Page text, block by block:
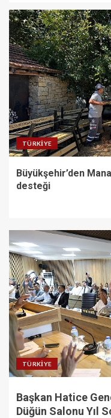
TÜRKIYE
Büyükşehir’den
desteği
TÜRKIYE
Başkan Hatice
Düğün Salonu Yıl